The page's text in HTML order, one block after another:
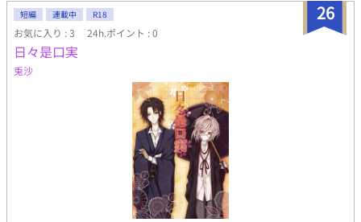
26
短編 連載中 R18
お気に入り : 3 24h.ポイント : 0
日々是口実
兎沙